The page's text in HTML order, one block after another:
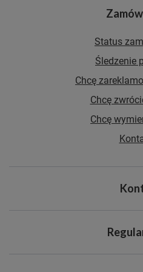
Status
Śledzenie
Chcę
Chcę
Chcę